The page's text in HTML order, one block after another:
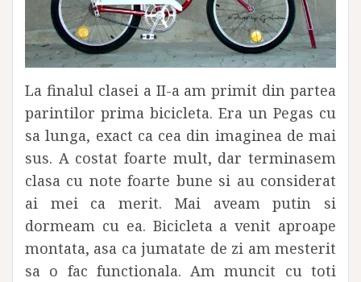
La finalul clasei a II-a am primit din partea
parintilor prima bicicleta. Era un Pegas cu
sa lunga, exact ca cea din imaginea de mai
sus. A costat foarte mult, dar terminasem
clasa cu note foarte bune si au considerat
ai mei ca merit. Mai aveam putin si
dormeam cu ea. Bicicleta a venit aproape
montata, asa ca jumatate de zi am mesterit
sa o fac functionala. Am muncit cu toti